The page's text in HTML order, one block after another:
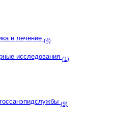
и лечение (4)
исследования (1)
(9)